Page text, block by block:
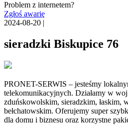
Problem z internetem?
Zgłoś awarię
2024-08-20 |
sieradzki Biskupice 76
PRONET-SERWIS – jesteśmy
telekomunikacyjnych. Działamy w
zduńskowolskim, sieradzkim, łaskim,
bełchatowskim. Oferujemy super
dla domu i biznesu oraz korzystne